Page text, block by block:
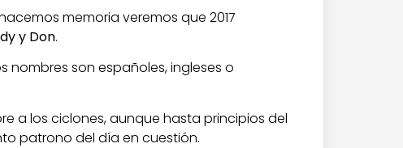
memoria veremos que 2017
y Don.
son españoles, ingleses o
a los ciclones, aunque hasta principios del
patrono del día en cuestión.